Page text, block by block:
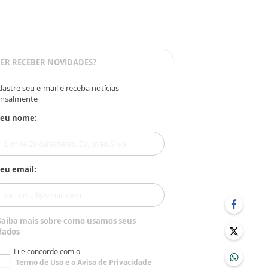
RECEBER NOVIDADES?
seu e-mail e receba notícias
nome:
email:
mais sobre como usamos seus
Li e concordo com o
Termo de Usoe oAviso de Privacidade